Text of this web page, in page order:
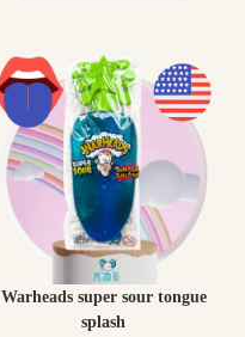
Warheads super sour tongue
splash